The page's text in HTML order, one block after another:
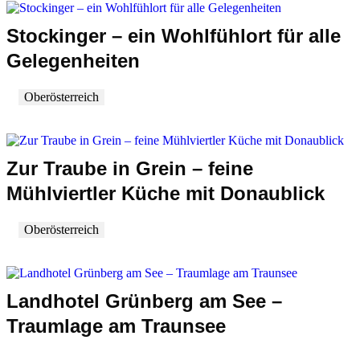
Stockinger – ein Wohlfühlort für alle
Gelegenheiten
Oberösterreich
Zur Traube in Grein – feine
Mühlviertler Küche mit Donaublick
Oberösterreich
Landhotel Grünberg am See –
Traumlage am Traunsee